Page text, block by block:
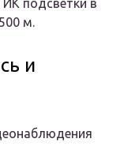
подсветки в
м.
и